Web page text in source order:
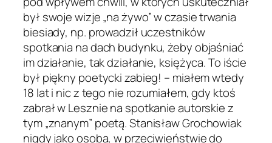
był swoje wizje „na żywo” w czasie trwania
biesiady, np. prowadził uczestników
spotkania na dach budynku, żeby objaśniać
im działanie, tak działanie, księżyca. To iście
był piękny poetycki zabieg! – miałem wtedy
18 lat i nic z tego nie rozumiałem, gdy ktoś
zabrał w Lesznie na spotkanie autorskie z
tym „znanym” poetą. Stanisław Grochowiak
nigdy jako osoba, w przeciwieństwie do